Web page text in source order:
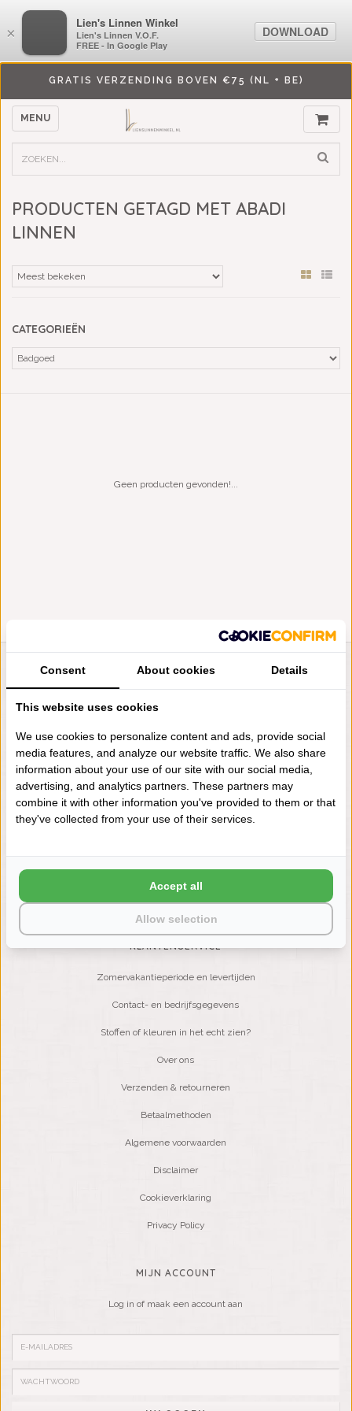
GRATIS VERZENDING BOVEN €75 (NL + BE)
MENU
PRODUCTEN GETAGD MET ABADI
LINNEN
CATEGORIEËN
Geen producten gevonden!...
LIENSLINNENWINKEL.NL
VRAGEN? BEL DAN
NIEUWSBRIEF
Wilt u op de hoogte blijven?
Word lid van onze mailinglijst:
KLANTENSERVICE
Zomervakantieperiode en levertijden
Contact- en bedrijfsgegevens
Stoffen of kleuren in het echt zien?
Over ons
Verzenden & retourneren
Betaalmethoden
Algemene voorwaarden
Disclaimer
Cookieverklaring
Privacy Policy
MIJN ACCOUNT
Log in of maak een account aan
×
LiensLinnenwinkel.nl
Lien's Linnen V.O.F.
FREE - In Google Play
DOWNLOAD
Consent About cookies Details
This website uses cookies
We use cookies to personalize content and ads, provide social
media features, and analyze our website traffic. We also share
information about your use of our site with our social media,
advertising, and analytics partners. These partners may
combine it with other information you've provided to them or that
they've collected from your use of their services.
Allow selection
Accept all
×
Lien's Linnen Winkel
Lien's Linnen V.O.F.
FREE - In Google Play
DOWNLOAD